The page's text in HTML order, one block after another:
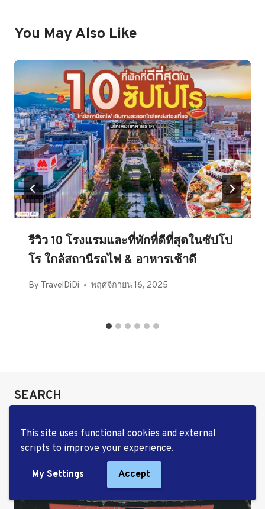
This site uses functional cookies and external
scripts to improve your experience.
My Settings Accept
You May Also Like
รีวิว 10 โรงแรมและที่พักที่ดีที่สุดในซัปโป
โร ใกล้สถานีรถไฟ & อาหารเช้าดี
By TravelDiDi พฤศจิกายน 16, 2025
SEARCH
สำหรับ: